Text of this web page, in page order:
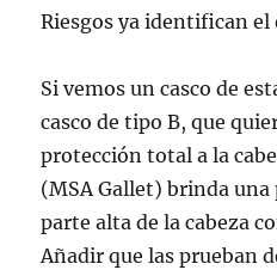
Riesgos ya identifican el
Si vemos un casco de
casco de tipo B, que
protección total a la
(MSA Gallet) brinda
parte alta de la cabeza
Añadir que las prueban